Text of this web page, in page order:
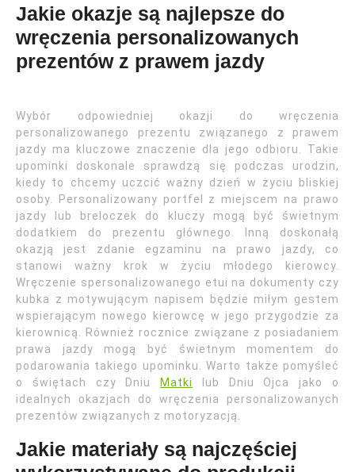
Jakie okazje są najlepsze do
wręczenia personalizowanych
prezentów z prawem jazdy
Wybór odpowiedniej okazji do wręczenia
personalizowanego prezentu związanego z prawem
jazdy ma kluczowe znaczenie dla jego odbioru. Takie
upominki doskonale sprawdzą się podczas urodzin,
kiedy to chcemy uczcić ważny dzień w życiu bliskiej
osoby. Personalizowany portfel z miejscem na prawo
jazdy lub breloczek do kluczy mogą być świetnym
dodatkiem do prezentu głównego. Inną doskonałą
okazją jest zdanie egzaminu na prawo jazdy, co
stanowi ważny krok w życiu młodego kierowcy.
Wręczenie spersonalizowanego etui na dokumenty czy
kubka z motywującym napisem będzie miłym gestem
wspierającym nowego kierowcę w jego przygodzie za
kierownicą. Również rocznice związane z posiadaniem
prawa jazdy mogą być świetnym momentem do
podarowania takiego upominku. Warto także pomyśleć
o świętach czy Dniu
Matki
lub Dniu Ojca jako o
idealnych okazjach do wręczenia personalizowanych
prezentów związanych z motoryzacją.
Jakie materiały są najczęściej